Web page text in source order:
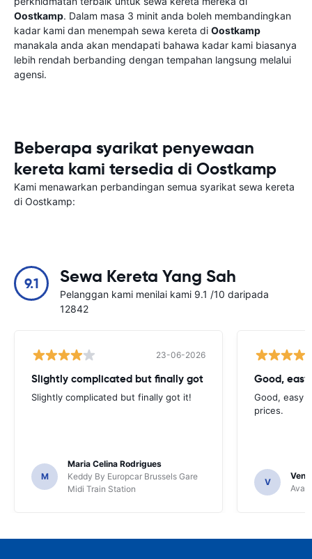
Oostkamp. Dalam masa 3 minit anda boleh membandingkan
kadar kami dan menempah sewa kereta di Oostkamp
manakala anda akan mendapati bahawa kadar kami biasanya
lebih rendah berbanding dengan tempahan langsung melalui
agensi.
Beberapa syarikat penyewaan
kereta kami tersedia di Oostkamp
Kami menawarkan perbandingan semua syarikat sewa kereta
di Oostkamp:
9.1 Sewa Kereta Yang Sah
Pelanggan kami menilai kami 9.1 /10 daripada
12842
23-06-2026
Slightly complicated but finally got
Slightly complicated but finally got it!
M
Maria Celina Rodrigues
Keddy By Europcar Brussels Gare
Midi Train Station
Good,
Good, easy
prices.
V